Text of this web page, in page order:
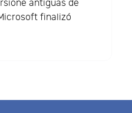
antiguas de
finalizó